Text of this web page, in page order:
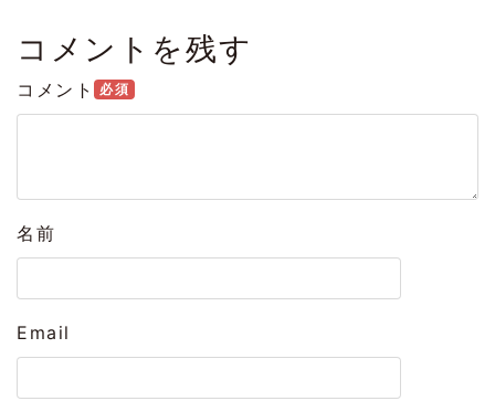
コメントを残す
コメント 必須
名前
Email